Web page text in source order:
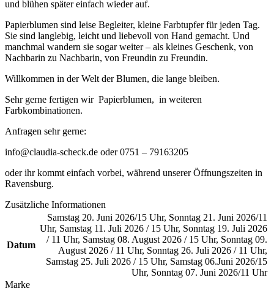
und blühen später einfach wieder auf.
Papierblumen sind leise Begleiter, kleine Farbtupfer für jeden Tag.
Sie sind langlebig, leicht und liebevoll von Hand gemacht. Und
manchmal wandern sie sogar weiter – als kleines Geschenk, von
Nachbarin zu Nachbarin, von Freundin zu Freundin.
Willkommen in der Welt der Blumen, die lange bleiben.
Sehr gerne fertigen wir Papierblumen, in weiteren
Farbkombinationen.
Anfragen sehr gerne:
info@claudia-scheck.de oder 0751 – 79163205
oder ihr kommt einfach vorbei, während unserer Öffnungszeiten in
Ravensburg.
Zusätzliche Informationen
Datum
Samstag 20. Juni 2026/15 Uhr, Sonntag 21. Juni 2026/11
Uhr, Samstag 11. Juli 2026 / 15 Uhr, Sonntag 19. Juli 2026
/ 11 Uhr, Samstag 08. August 2026 / 15 Uhr, Sonntag 09.
August 2026 / 11 Uhr, Sonntag 26. Juli 2026 / 11 Uhr,
Samstag 25. Juli 2026 / 15 Uhr, Samstag 06.Juni 2026/15
Uhr, Sonntag 07. Juni 2026/11 Uhr
Marke